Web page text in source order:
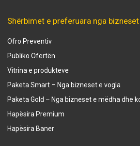
Shërbimet e preferuara nga bizneset
Ofro Preventiv
Publiko Ofertën
Vitrina e produkteve
Paketa Smart – Nga bizneset e vogla
Paketa Gold – Nga bizneset e mëdha dhe
Hapësira Premium
Hapësira Baner